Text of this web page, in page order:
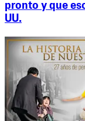
pronto y que
UU.